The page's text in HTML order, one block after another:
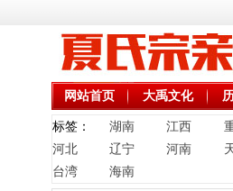
网站首页 大禹文化
标签： 湖南 江西
河北
辽宁 河南
台湾
海南